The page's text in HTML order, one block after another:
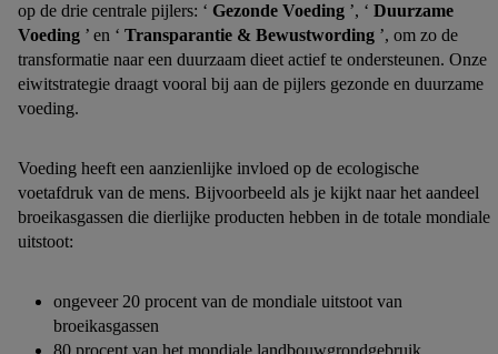
op de drie centrale pijlers: ‘ Gezonde Voeding ’, ‘ Duurzame
Voeding ’ en ‘ Transparantie & Bewustwording ’, om zo de
transformatie naar een duurzaam dieet actief te ondersteunen. Onze
eiwitstrategie draagt ​​vooral bij aan de pijlers gezonde en duurzame
voeding.​
Voeding heeft een aanzienlijke invloed op de ecologische
voetafdruk van de mens. Bijvoorbeeld als je kijkt naar het aandeel
broeikasgassen die dierlijke producten hebben in de totale mondiale
uitstoot:
ongeveer 20 procent van de mondiale uitstoot van
broeikasgassen
80 procent van het mondiale landbouwgrondgebruik